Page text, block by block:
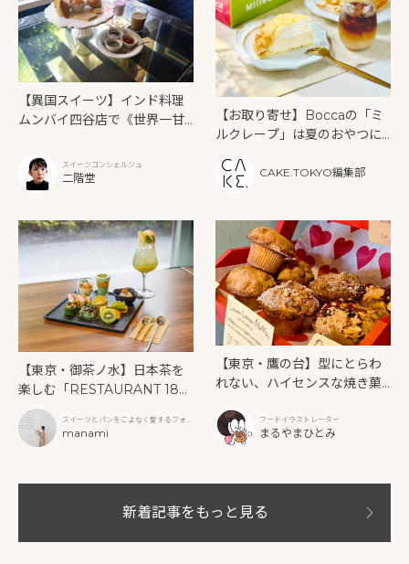
【異国スイーツ】インド料理
ムンバイ四谷店で《世界一甘
ー》を味わうスイーツコンシェルジュ
二階堂
【お取り寄せ】Boccaの「ミ
ルクレープ」は夏のおやつに
CAKE.TOKYO編集部
【東京・御茶ノ水】日本茶を
楽しむ「RESTAURANT 189
9 OCHANOMIZU」の抹茶ア
フタヌーンティーと新作クリ
ームソーダ
スイーツとパンをこよなく愛するフォト
グラファー
manami
【東京・鷹の台】型にとらわ
れない、ハイセンスな焼き菓
フードイラストレーター
まるやまひとみ
新着記事をもっと見る